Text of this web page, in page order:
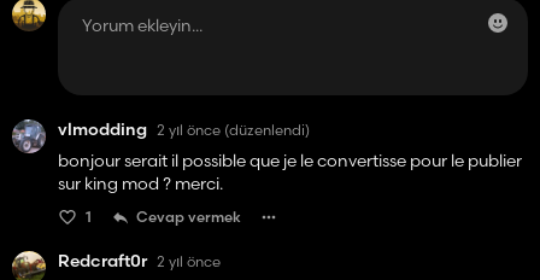
vlmodding 2 yıl önce (düzenlendi)
bonjour serait il possible que je le convertisse pour le publier
sur king mod ? merci.
1 Cevap vermek
Redcraft0r 2 yıl önce